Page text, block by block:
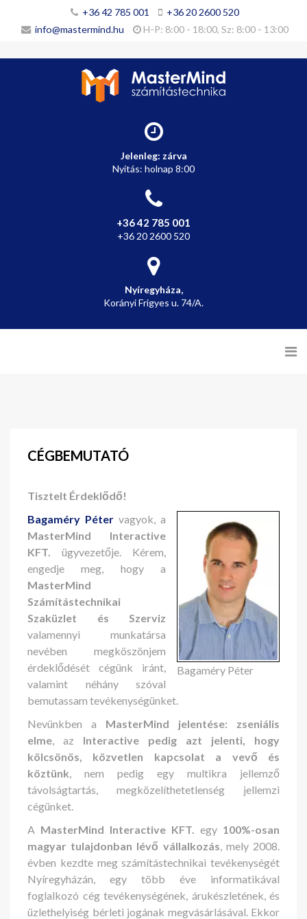
+36 42 785 001
+36 20 2600 520
info@mastermind.hu
H-P: 8:00 - 18:00, Sz: 8:00 - 13:00
Jelenleg: zárva
Nyitás: holnap 8:00
+36 42 785 001
+36 20 2600 520
Nyíregyháza,
KorányiFrigyes u. 74/A.
CÉGBEMUTATÓ
Tisztelt Érdeklődő!
Bagaméry Péter
Bagaméry Péter vagyok, a
MasterMind Interactive
KFT. ügyvezetője. Kérem,
engedje meg, hogy a
MasterMind
Számítástechnikai
Szaküzlet és Szerviz
valamennyi munkatársa
nevében megköszönjem
érdeklődését cégünk iránt,
valamint néhány szóval
bemutassam tevékenységünket.
Nevünkben a MasterMind jelentése: zseniális
elme, az Interactive pedig azt jelenti, hogy
kölcsönös, közvetlen kapcsolat a vevő és
köztünk, nem pedig egy multikra jellemző
távolságtartás, megközelíthetetlenség jellemzi
cégünket.
A MasterMind Interactive KFT. egy 100%-osan
magyar tulajdonban lévő vállalkozás, mely 2008.
évben kezdte meg számítástechnikai tevékenységét
Nyíregyházán, egy több éve informatikával
foglalkozó cég tevékenységének, árukészletének, és
üzlethelyiség bérleti jogának megvásárlásával. Ekkor